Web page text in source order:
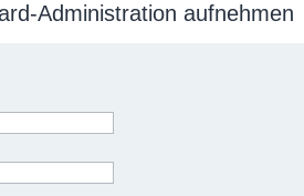
Administration aufnehmen